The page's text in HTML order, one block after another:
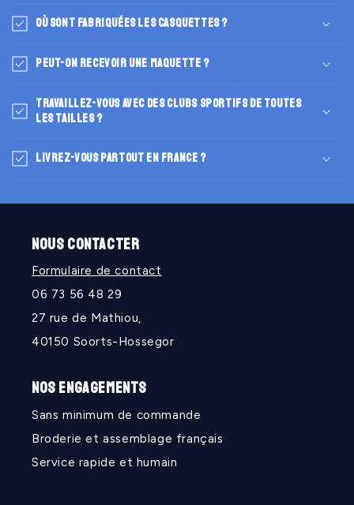
Où sont fabriquées les casquettes ?
Peut-on recevoir une maquette ?
Travaillez-vous avec des clubs sportifs de toutes
les tailles ?
Livrez-vous partout en France ?
NOUS CONTACTER
Formulaire de contact
06 73 56 48 29
27 rue de Mathiou,
40150 Soorts-Hossegor
NOS ENGAGEMENTS
Sans minimum de commande
Broderie et assemblage français
Service rapide et humain